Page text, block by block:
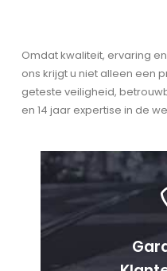
Omdat kwaliteit, ervaring
ons krijgt u niet alleen een
geteste veiligheid,
en 14 jaar expertise in de